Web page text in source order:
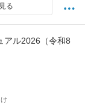
る
アル2026（令和8